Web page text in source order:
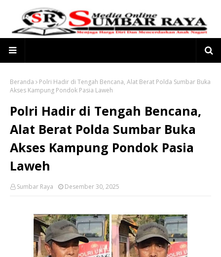
Beranda
Polri Hadir di Tengah Bencana, Alat Berat Polda Sumbar Buka
Akses Kampung Pondok Pasia Laweh
Polri Hadir di Tengah Bencana,
Alat Berat Polda Sumbar Buka
Akses Kampung Pondok Pasia
Laweh
Sumbar Raya Desember 30, 2025